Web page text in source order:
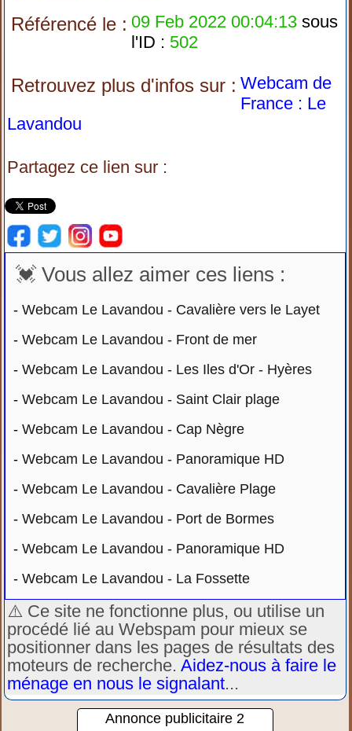
Référencé le : 09 Feb 2022 00:04:13 sous
l'ID : 502
Retrouvez plus d'infos sur : Webcam de
France : Le
Lavandou
Partagez ce lien sur :
💓 Vous allez aimer ces liens :
-Webcam Le Lavandou - Cavalière vers le Layet
-Webcam Le Lavandou - Front de mer
-Webcam Le Lavandou - Les Iles d'Or - Hyères
-Webcam Le Lavandou - Saint Clair plage
-Webcam Le Lavandou - Cap Nègre
-Webcam Le Lavandou - Panoramique HD
-Webcam Le Lavandou - Cavalière Plage
-Webcam Le Lavandou - Port de Bormes
-Webcam Le Lavandou - Panoramique HD
-Webcam Le Lavandou - La Fossette
⚠️ Ce site ne fonctionne plus, ou utilise un
procédé lié au Webspam pour mieux se
positionner dans les pages de résultats des
moteurs de recherche.Aidez-nous à faire le
ménage en nous le signalant...
Annonce publicitaire 2